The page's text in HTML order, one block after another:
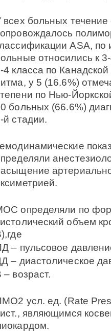
всех больных
АSА, по
относились к
4 класса по
у 5 (16.6%)
по Нью-
больных (66.6%)
й стадии.
определяли по
объем
– пульсовое
– диастолическое
– возраст.
усл. ед. (Rate
являющимся